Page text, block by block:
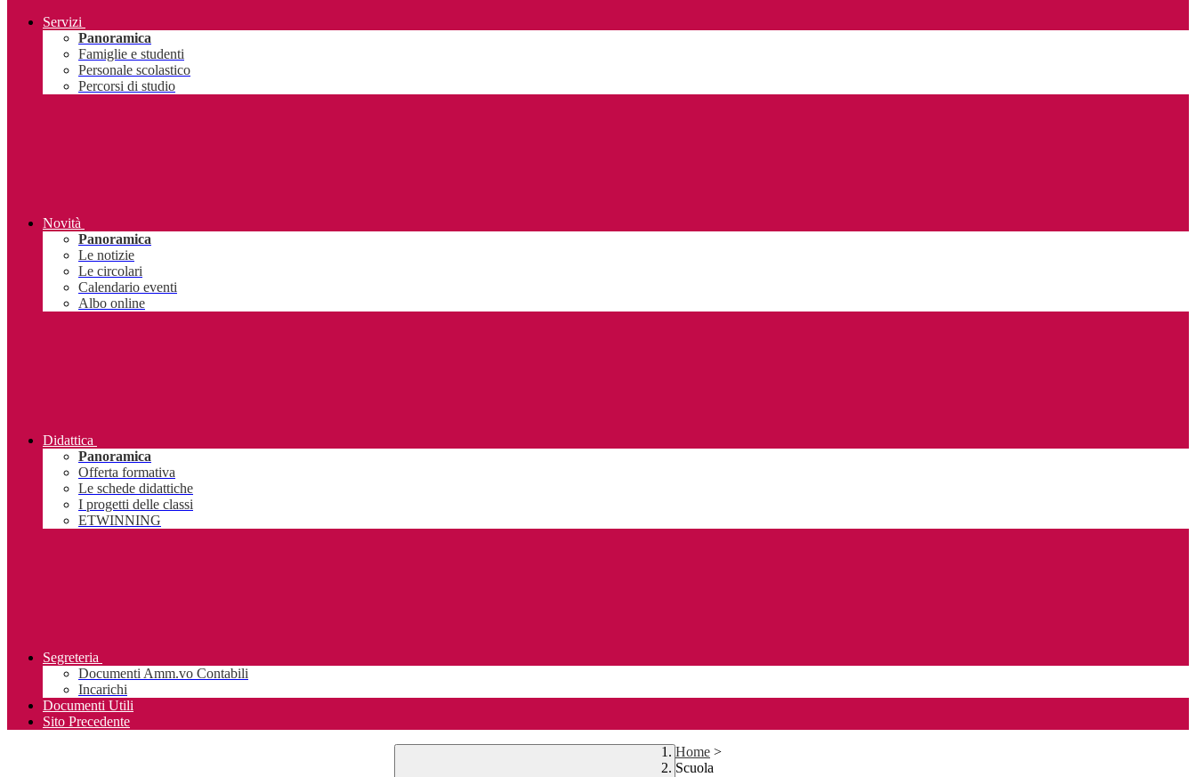
Servizi
Panoramica
Famiglie e studenti
Personale scolastico
Percorsi di studio
Novità
Panoramica
Le notizie
Le circolari
Calendario eventi
Albo online
Didattica
Panoramica
Offerta formativa
Le schede didattiche
I progetti delle classi
ETWINNING
Segreteria
Documenti Amm.vo Contabili
Incarichi
Documenti Utili
Sito Precedente
Home >
Scuola